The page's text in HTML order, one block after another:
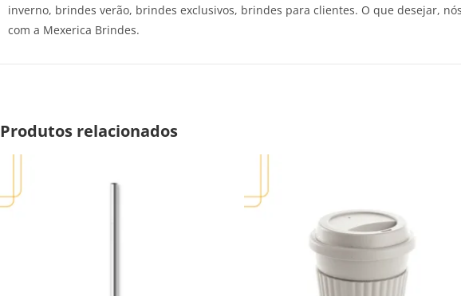
inverno, brindes verão, brindes exclusivos, brindes para clientes. O que desejar,
com a Mexerica Brindes.
Produtos relacionados